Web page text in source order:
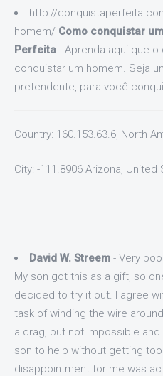
http://
homem/ Como conquistar
Perfeita - Aprenda aqui que
conquistar um homem. Seja
pretendente, para você
Country: 160.153.63.6, North
City: -111.8906 Arizona, United
David W. Streem - Very
My son got this as a gift, so
decided to try it out. I agree
task of winding the wire
a drag, but not impossible and
son to help without getting
disappointment for me was